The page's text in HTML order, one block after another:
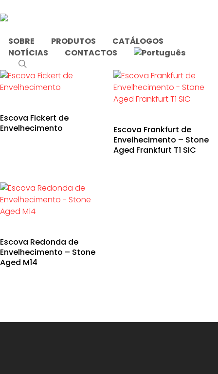
to
content
SOBRE PRODUTOS
CATÁLOGOS
NOTÍCIAS
CONTACTOS
Início Envelhecido
Escova Fickert de
Envelhecimento
This
product
has
Escova Frankfurt de
Envelhecimento – Stone
Aged Frankfurt T1 SIC
Escova Redonda de
Envelhecimento – Stone
Aged M14